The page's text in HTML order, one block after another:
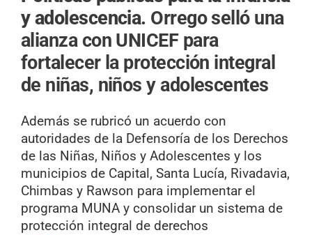
y adolescencia. Orrego selló una
alianza con UNICEF para
fortalecer la protección integral
de niñas, niños y adolescentes
Además se rubricó un acuerdo con
autoridades de la Defensoría de los Derechos
de las Niñas, Niños y Adolescentes y los
municipios de Capital, Santa Lucía, Rivadavia,
Chimbas y Rawson para implementar el
programa MUNA y consolidar un sistema de
protección integral de derechos